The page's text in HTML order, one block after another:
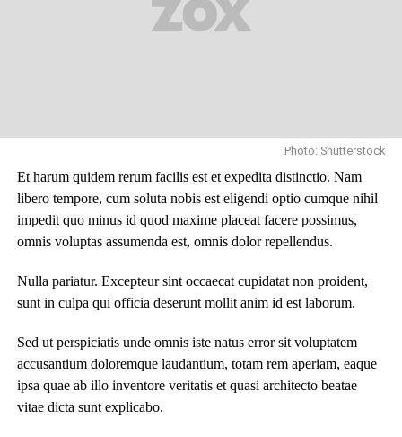
Photo: Shutterstock
Et harum quidem rerum facilis est et expedita distinctio. Nam
libero tempore, cum soluta nobis est eligendi optio cumque nihil
impedit quo minus id quod maxime placeat facere possimus,
omnis voluptas assumenda est, omnis dolor repellendus.
Nulla pariatur. Excepteur sint occaecat cupidatat non proident,
sunt in culpa qui officia deserunt mollit anim id est laborum.
Sed ut perspiciatis unde omnis iste natus error sit voluptatem
accusantium doloremque laudantium, totam rem aperiam, eaque
ipsa quae ab illo inventore veritatis et quasi architecto beatae
vitae dicta sunt explicabo.